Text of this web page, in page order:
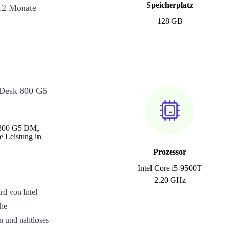
Speicherplatz
128 GB
Prozessor
Intel Core i5-9500T
2.20 GHz
Monate
800 G5
G5 DM,
Leistung in
von Intel
und nahtloses